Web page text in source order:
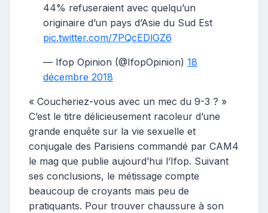
44% refuseraient avec quelqu’un
originaire d’un pays d’Asie du Sud Est
pic.twitter.com/7PQcEDlGZ6
— Ifop Opinion (@IfopOpinion) 18
décembre 2018
« Coucheriez-vous avec un mec du 9-3 ? »
C’est le titre délicieusement racoleur d’une
grande enquête sur la vie sexuelle et
conjugale des Parisiens commandé par CAM4
le mag que publie aujourd’hui l’Ifop. Suivant
ses conclusions, le métissage compte
beaucoup de croyants mais peu de
pratiquants. Pour trouver chaussure à son